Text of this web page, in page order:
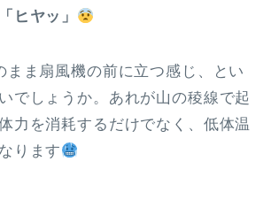
「ヒヤッ」
まま扇風機の前に立つ感じ、とい
でしょうか。あれが山の稜線で起
力を消耗するだけでなく、低体温
ります